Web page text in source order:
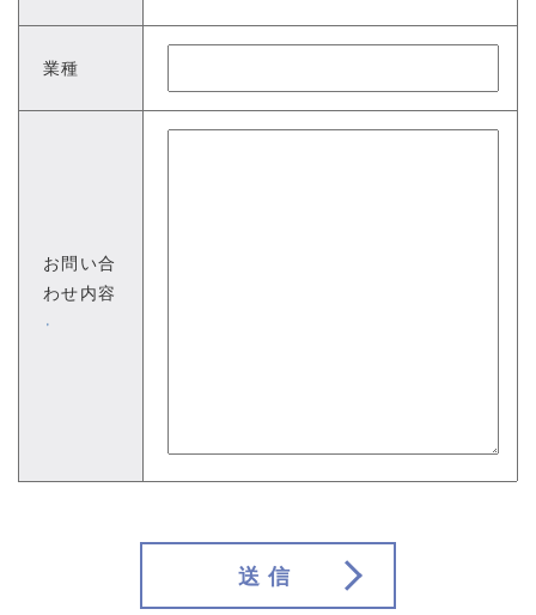
業種
お問い合
わせ内容
※
送信